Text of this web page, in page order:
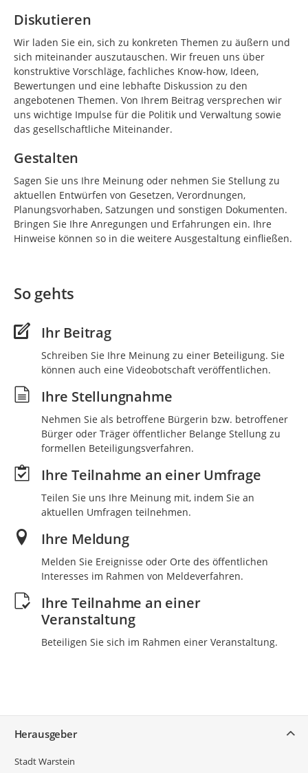
Diskutieren
Wir laden Sie ein, sich zu konkreten Themen zu äußern und
sich miteinander auszutauschen. Wir freuen uns über
konstruktive Vorschläge, fachliches Know-how, Ideen,
Bewertungen und eine lebhafte Diskussion zu den
angebotenen Themen. Von Ihrem Beitrag versprechen wir
uns wichtige Impulse für die Politik und Verwaltung sowie
das gesellschaftliche Miteinander.
Gestalten
Sagen Sie uns Ihre Meinung oder nehmen Sie Stellung zu
aktuellen Entwürfen von Gesetzen, Verordnungen,
Planungsvorhaben, Satzungen und sonstigen Dokumenten.
Bringen Sie Ihre Anregungen und Erfahrungen ein. Ihre
Hinweise können so in die weitere Ausgestaltung einfließen.
So gehts
Ihr Beitrag
Schreiben Sie Ihre Meinung zu einer Beteiligung. Sie
können auch eine Videobotschaft veröffentlichen.
Ihre Stellungnahme
Nehmen Sie als betroffene Bürgerin bzw. betroffener
Bürger oder Träger öffentlicher Belange Stellung zu
formellen Beteiligungsverfahren.
Ihre Teilnahme an einer Umfrage
Teilen Sie uns Ihre Meinung mit, indem Sie an
aktuellen Umfragen teilnehmen.
Ihre Meldung
Melden Sie Ereignisse oder Orte des öffentlichen
Interesses im Rahmen von Meldeverfahren.
Ihre Teilnahme an einer
Veranstaltung
Beteiligen Sie sich im Rahmen einer Veranstaltung.
Herausgeber
Stadt Warstein